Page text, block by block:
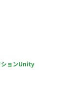
ョンUnity